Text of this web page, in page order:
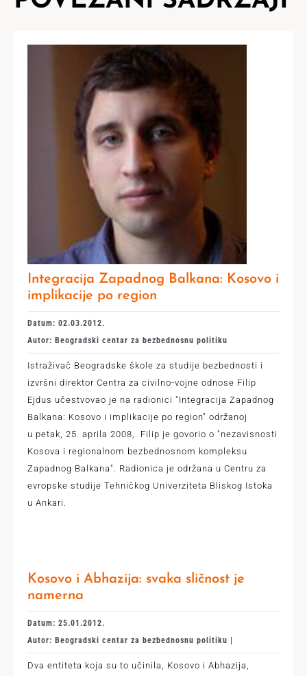
Integracija Zapadnog Balkana: Kosovo i
implikacije po region
Datum: 02.03.2012.
Autor: Beogradski centar za bezbednosnu politiku
Istraživač Beogradske škole za studije bezbednosti i
izvršni direktor Centra za civilno-vojne odnose Filip
Ejdus učestvovao je na radionici "Integracija Zapadnog
Balkana: Kosovo i implikacije po region" održanoj
u petak, 25. aprila 2008,. Filip je govorio o "nezavisnosti
Kosova i regionalnom bezbednosnom kompleksu
Zapadnog Balkana". Radionica je održana u Centru za
evropske studije Tehničkog Univerziteta Bliskog Istoka
u Ankari.
Kosovo i Abhazija: svaka sličnost je
namerna
Datum: 25.01.2012.
Autor: Beogradski centar za bezbednosnu politiku |
Dva entiteta koja su to učinila, Kosovo i Abhazija,